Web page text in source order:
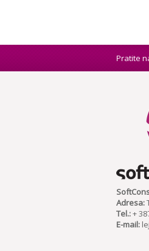
Pratite
Adresa:
Tel.:+
E-mail: